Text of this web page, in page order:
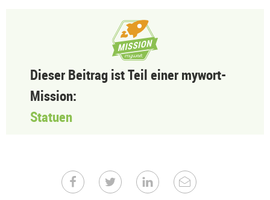
Dieser Beitrag ist Teil einer mywort-
Mission:
Statuen